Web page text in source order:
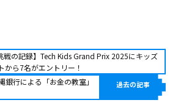
戦の記録】Tech Kids Grand Prix 2025にキッズ
から7名がエントリー！
銀行による「お金の教室」
過去の記事